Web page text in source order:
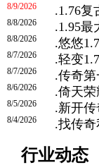
.1.76复
8/9/2026
.1.95最
8/8/2026
.悠悠
8/8/2026
.轻变
8/7/2026
.传奇
8/7/2026
.倚天荣
8/6/2026
.新开
8/5/2026
.找传奇
8/4/2026
行业动态